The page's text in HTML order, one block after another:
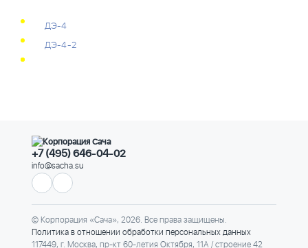
ДЭ-4
ДЭ-4-2
+7 (495) 646-04-02
info@sacha.su
© Корпорация «Сача», 2026. Все права защищены.
Политика в отношении обработки персональных данных
117449, г. Москва, пр-кт 60-летия Октября, 11А / строение 42